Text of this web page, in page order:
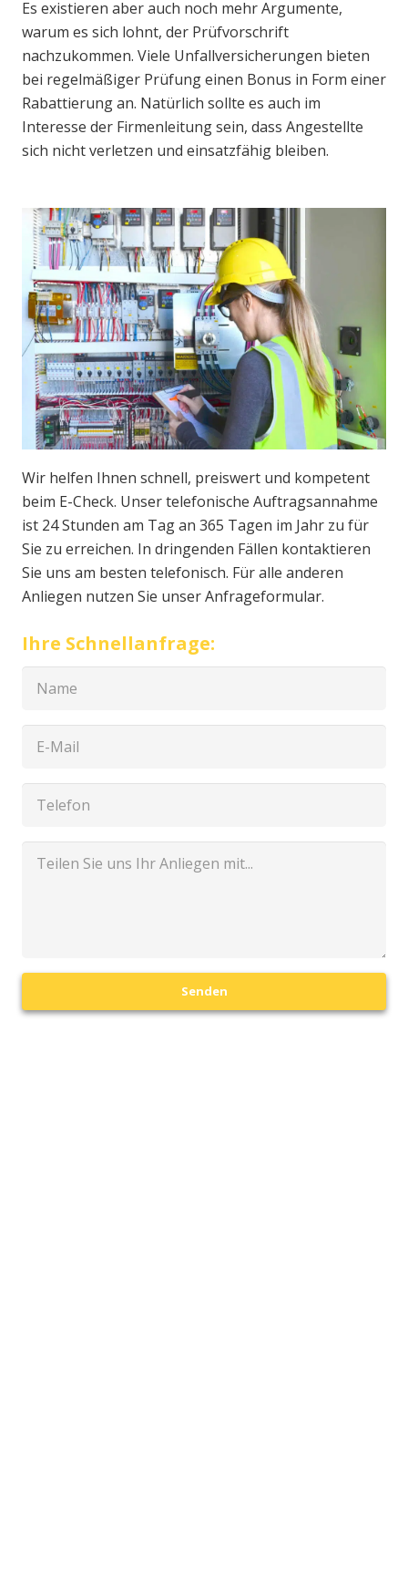
Es existieren aber auch noch mehr Argumente,
warum es sich lohnt, der Prüfvorschrift
nachzukommen. Viele Unfallversicherungen bieten
bei regelmäßiger Prüfung einen Bonus in Form einer
Rabattierung an. Natürlich sollte es auch im
Interesse der Firmenleitung sein, dass Angestellte
sich nicht verletzen und einsatzfähig bleiben.
Wir helfen Ihnen schnell, preiswert und kompetent
beim E-Check. Unser telefonische Auftragsannahme
ist 24 Stunden am Tag an 365 Tagen im Jahr zu für
Sie zu erreichen. In dringenden Fällen kontaktieren
Sie uns am besten telefonisch. Für alle anderen
Anliegen nutzen Sie unser Anfrageformular.
Ihre Schnellanfrage:
Senden